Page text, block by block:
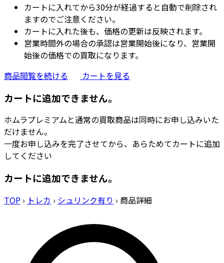
カートに入れてから30分が経過すると自動で削除され
ますのでご注意ください。
カートに入れた後も、価格の更新は反映されます。
営業時間外の場合の承認は営業開始後になり、営業開
始後の価格での買取になります。
商品閲覧を続ける
カートを見る
カートに追加できません。
ホムラプレミアムと通常の買取商品は同時にお申し込みいた
だけません。
一度お申し込みを完了させてから、あらためてカートに追加
してください
カートに追加できません。
TOP › トレカ › シュリンク有り › 商品詳細